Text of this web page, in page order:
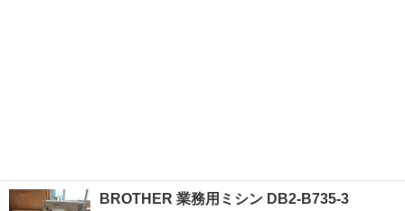
BROTHER 業務用ミシン DB2-B735-3